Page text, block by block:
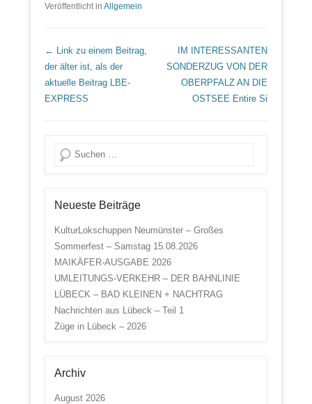
Veröffentlicht in Allgemein
Beitrags Übersicht
← Link zu einem Beitrag,
der älter ist, als der
aktuelle Beitrag LBE-
EXPRESS
IM INTERESSANTEN
SONDERZUG VON DER
OBERPFALZ AN DIE
OSTSEE Entire Si
Suche
Neueste Beiträge
KulturLokschuppen Neumünster – Großes
Sommerfest – Samstag 15.08.2026
MAIKÄFER-AUSGABE 2026
UMLEITUNGS-VERKEHR – DER BAHNLINIE
LÜBECK – BAD KLEINEN + NACHTRAG
Nachrichten aus Lübeck – Teil 1
Züge in Lübeck – 2026
Archiv
August 2026